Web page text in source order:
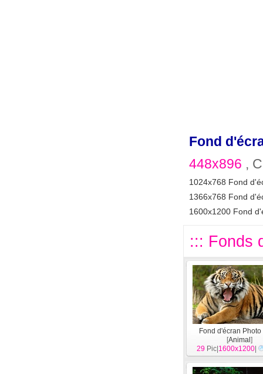
Fond
448x896 ,
1024x768 Fond
1366x768 Fond
1600x1200 Fond
::: Fonds
Fond d'écran
[Animal ]
29 Pic| 1600x1200